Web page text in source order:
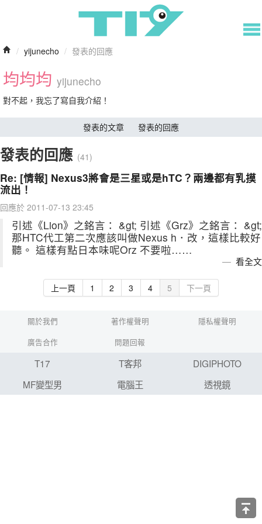
/ yijunecho / 發表的回應
均均均 yijunecho
對不起，我忘了寫自我介紹！
發表的文章 發表的回應
發表的回應 (41)
Re: [情報] Nexus3將會是三星或是hTC？兩邊都有乳摸
流出！
回應於 2011-07-13 23:45
引述《Lion》之銘言： &gt; 引述《Grz》之銘言： &gt;
那HTC代工第二次應該叫做Nexus h．改，這樣比較好
聽。 這樣有點日本味呢Orz 不要啦……
看全文
上一頁 1 2 3 4 5 下一頁
關於我們 著作權聲明
隱私權聲明
廣告合作
問題回報
T17 T客邦
DIGIPHOTO
MF變型男
電腦王 透視鏡